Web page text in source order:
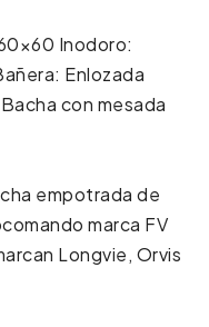
Inodoro:
Enlozada
con mesada
empotrada de
marca FV
Longvie, Orvis